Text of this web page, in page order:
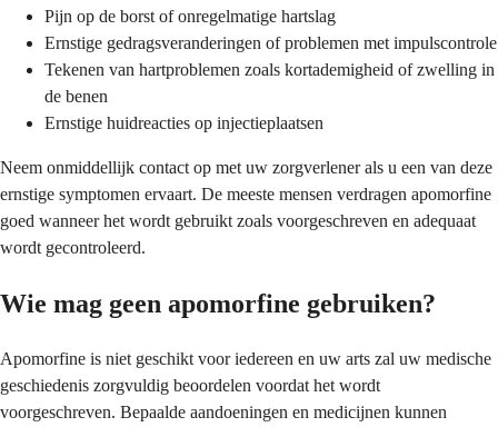
Pijn op de borst of onregelmatige hartslag
Ernstige gedragsveranderingen of problemen met impulscontrole
Tekenen van hartproblemen zoals kortademigheid of zwelling in
de benen
Ernstige huidreacties op injectieplaatsen
Neem onmiddellijk contact op met uw zorgverlener als u een van deze
ernstige symptomen ervaart. De meeste mensen verdragen apomorfine
goed wanneer het wordt gebruikt zoals voorgeschreven en adequaat
wordt gecontroleerd.
Wie mag geen apomorfine gebruiken?
Apomorfine is niet geschikt voor iedereen en uw arts zal uw medische
geschiedenis zorgvuldig beoordelen voordat het wordt
voorgeschreven. Bepaalde aandoeningen en medicijnen kunnen